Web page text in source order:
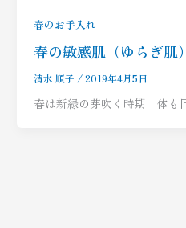
春のお手入れ
春の敏感肌（ゆらぎ肌
清水 順子 /2019年4月5日
春は新緑の芽吹く時期 体も